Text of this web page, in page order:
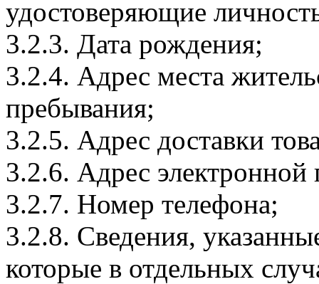
удостоверяющие
3.2.3. Дата рождения;
3.2.4. Адрес места
пребывания;
3.2.5. Адрес доставки
3.2.6. Адрес электронной
3.2.7. Номер телефона;
3.2.8. Сведения,
которые в отдельных